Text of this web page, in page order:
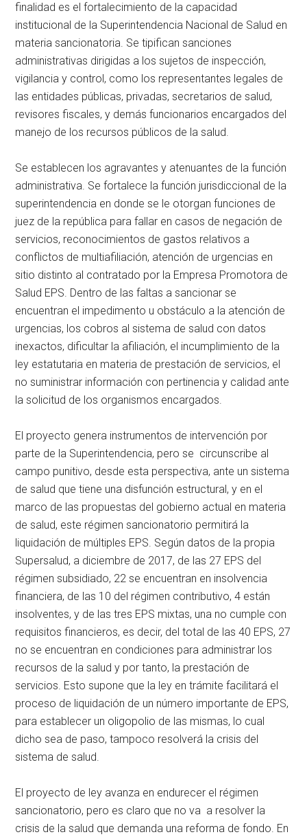
finalidad es el fortalecimiento de la capacidad
institucional de la Superintendencia Nacional de Salud en
materia sancionatoria. Se tipifican sanciones
administrativas dirigidas a los sujetos de inspección,
vigilancia y control, como los representantes legales de
las entidades públicas, privadas, secretarios de salud,
revisores fiscales, y demás funcionarios encargados del
manejo de los recursos públicos de la salud.
Se establecen los agravantes y atenuantes de la función
administrativa. Se fortalece la función jurisdiccional de la
superintendencia en donde se le otorgan funciones de
juez de la república para fallar en casos de negación de
servicios, reconocimientos de gastos relativos a
conflictos de multiafiliación, atención de urgencias en
sitio distinto al contratado por la Empresa Promotora de
Salud EPS. Dentro de las faltas a sancionar se
encuentran el impedimento u obstáculo a la atención de
urgencias, los cobros al sistema de salud con datos
inexactos, dificultar la afiliación, el incumplimiento de la
ley estatutaria en materia de prestación de servicios, el
no suministrar información con pertinencia y calidad ante
la solicitud de los organismos encargados.
El proyecto genera instrumentos de intervención por
parte de la Superintendencia, pero se circunscribe al
campo punitivo, desde esta perspectiva, ante un sistema
de salud que tiene una disfunción estructural, y en el
marco de las propuestas del gobierno actual en materia
de salud, este régimen sancionatorio permitirá la
liquidación de múltiples EPS. Según datos de la propia
Supersalud, a diciembre de 2017, de las 27 EPS del
régimen subsidiado, 22 se encuentran en insolvencia
financiera, de las 10 del régimen contributivo, 4 están
insolventes, y de las tres EPS mixtas, una no cumple con
requisitos financieros, es decir, del total de las 40 EPS, 27
no se encuentran en condiciones para administrar los
recursos de la salud y por tanto, la prestación de
servicios. Esto supone que la ley en trámite facilitará el
proceso de liquidación de un número importante de EPS,
para establecer un oligopolio de las mismas, lo cual
dicho sea de paso, tampoco resolverá la crisis del
sistema de salud.
El proyecto de ley avanza en endurecer el régimen
sancionatorio, pero es claro que no va a resolver la
crisis de la salud que demanda una reforma de fondo. En